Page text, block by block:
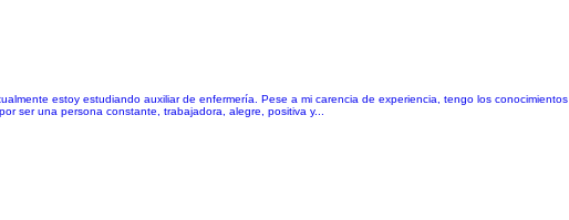
estoy estudiando auxiliar de enfermería. Pese a mi carencia de experiencia, tengo los conocimientos
ser una persona constante, trabajadora, alegre, positiva y...